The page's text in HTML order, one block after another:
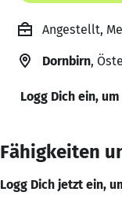
Angestellt,
Dornbirn,
Logg Dich ein,
Fähigkeiten
Logg Dich jetzt ein,